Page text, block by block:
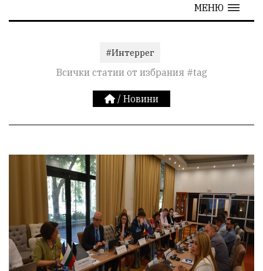
МЕНЮ
#Интеррег
Всички статии от избрания #tag
/ Новини